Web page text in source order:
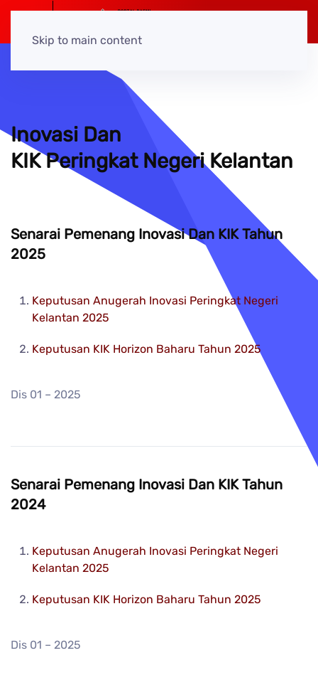
Skip to main content
Inovasi Dan
KIK Peringkat Negeri Kelantan
Senarai Pemenang Inovasi Dan KIK Tahun
2025
Keputusan Anugerah Inovasi Peringkat Negeri
Kelantan 2025
Keputusan KIK Horizon Baharu Tahun 2025
Dis 01 – 2025
Senarai Pemenang Inovasi Dan KIK Tahun
2024
Keputusan Anugerah Inovasi Peringkat Negeri
Kelantan 2025
Keputusan KIK Horizon Baharu Tahun 2025
Dis 01 – 2025